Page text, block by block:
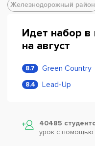
Железнодорожный район
Идет набор в
на август
8.7 Green Country
8.4 Lead-Up
40485
урок с помощью